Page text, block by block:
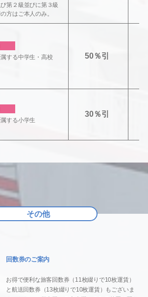
第２級並びに第３級
方はご本人のみ。
属する中学生・高校
50％引
属する小学生
30％引
その他
回数券のご案内
お得で便利な旅客回数券（11枚綴りで10枚運賃）
と航送回数券（13枚綴りで10枚運賃）もございま